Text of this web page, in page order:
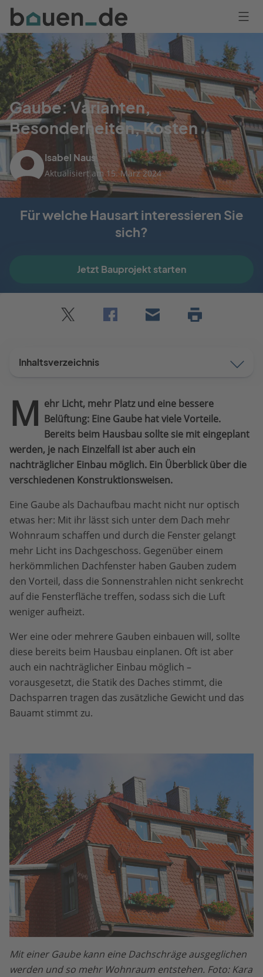
Bauen
Logo
Anmelden
Gaube: Varianten,
Besonderheiten, Kosten
Isabel Naus
Aktualisiert am 15. März 2024
Für welche Hausart interessieren Sie
sich?
Jetzt Bauprojekt starten
Inhaltsverzeichnis
M ehr Licht, mehr Platz und eine bessere
Belüftung: Eine Gaube hat viele Vorteile.
Bereits beim Hausbau sollte sie mit eingeplant
werden, je nach Einzelfall ist aber auch ein
nachträglicher Einbau möglich. Ein Überblick über die
verschiedenen Konstruktionsweisen.
Eine Gaube als Dachaufbau macht nicht nur optisch
etwas her: Mit ihr lässt sich unter dem Dach mehr
Wohnraum schaffen und durch die Fenster gelangt
mehr Licht ins Dachgeschoss. Gegenüber einem
herkömmlichen Dachfenster haben Gauben zudem
den Vorteil, dass die Sonnenstrahlen nicht senkrecht
auf die Fensterfläche treffen, sodass sich die Luft
weniger aufheizt.
Wer eine oder mehrere Gauben einbauen will, sollte
diese bereits beim Hausbau einplanen. Oft ist aber
auch ein nachträglicher Einbau möglich –
vorausgesetzt, die Statik des Daches stimmt, die
Dachsparren tragen das zusätzliche Gewicht und das
Bauamt stimmt zu.
Mit einer Gaube kann eine Dachschräge ausgeglichen
werden und so mehr Wohnraum entstehen. Foto: Kara